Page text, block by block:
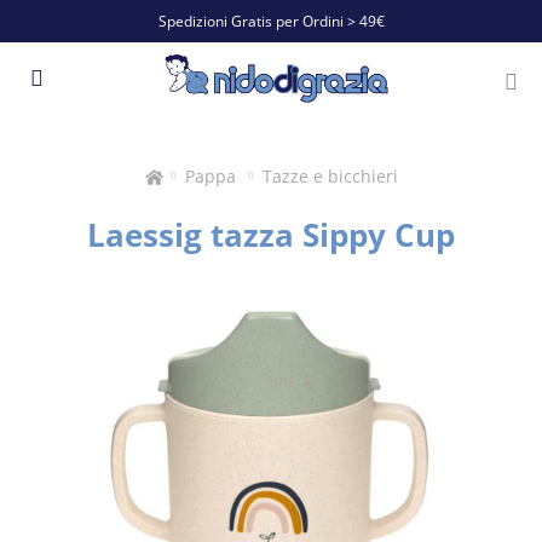
Spedizioni Gratis per Ordini > 49€
Pappa Tazze e bicchieri
Laessig tazza Sippy Cup